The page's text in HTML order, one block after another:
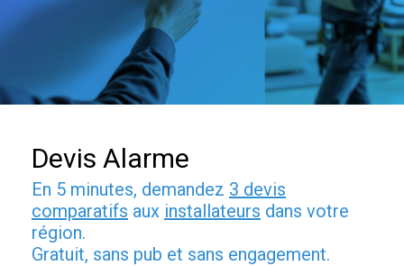
Devis Alarme
En 5 minutes, demandez 3 devis
comparatifs aux installateurs dans votre
région.
Gratuit, sans pub et sans engagement.